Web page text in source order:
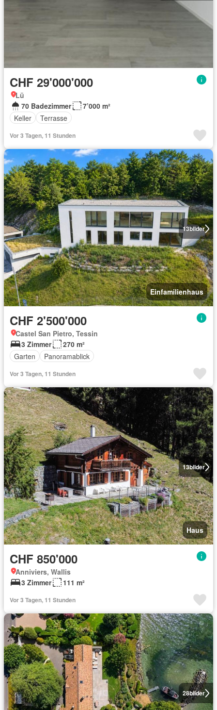
CHF 29'000'000
Lü
70 Badezimmer
7’000 m²
Keller
Terrasse
Vor 3 Tagen, 11 Stunden
13bilder
Einfamilienhaus
CHF 2'500'000
Castel San Pietro, Tessin
3 Zimmer
270 m²
Garten
Panoramablick
Vor 3 Tagen, 11 Stunden
13bilder
Haus
CHF 850'000
Anniviers, Wallis
3 Zimmer
111 m²
Vor 3 Tagen, 11 Stunden
28bilder